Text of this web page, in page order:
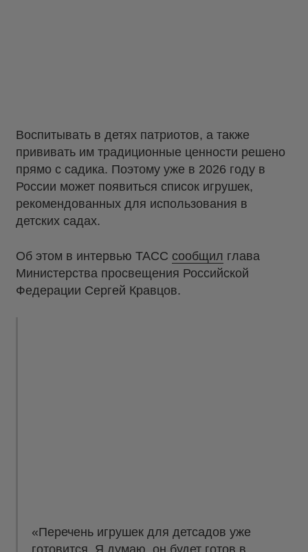
Воспитывать в детях патриотов, а также
прививать им традиционные ценности решено
прямо с садика. Поэтому уже в 2026 году в
России может появиться список игрушек,
рекомендованных для использования в
детских садах.
Об этом в интервью ТАСС сообщил глава
Министерства просвещения Российской
Федерации Сергей Кравцов.
«Перечень игрушек для детсадов уже